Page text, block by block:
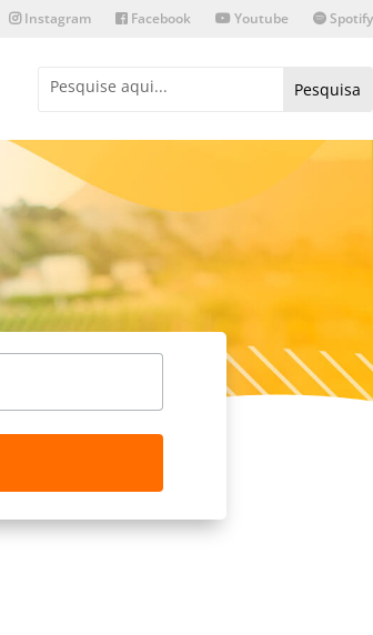
Instagram Facebook Youtube Spotify